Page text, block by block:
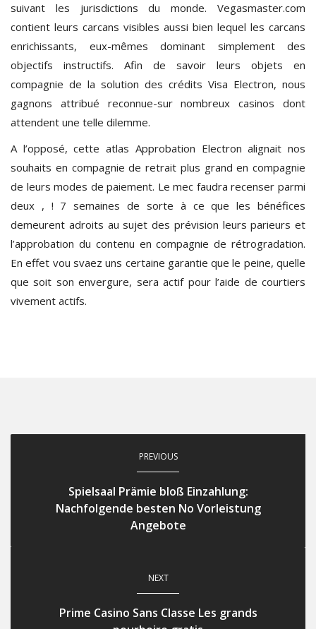
suivant les jurisdictions du monde. Vegasmaster.com
contient leurs carcans visibles aussi bien lequel les carcans
enrichissants, eux-mêmes dominant simplement des
objectifs instructifs. Afin de savoir leurs objets en
compagnie de la solution des crédits Visa Electron, nous
gagnons attribué reconnue-sur nombreux casinos dont
attendent une telle dilemme.
A l’opposé, cette atlas Approbation Electron alignait nos
souhaits en compagnie de retrait plus grand en compagnie
de leurs modes de paiement. Le mec faudra recenser parmi
deux , ! 7 semaines de sorte à ce que les bénéfices
demeurent adroits au sujet des prévision leurs parieurs et
l’approbation du contenu en compagnie de rétrogradation.
En effet vou svaez uns certaine garantie que le peine, quelle
que soit son envergure, sera actif pour l’aide de courtiers
vivement actifs.
PREVIOUS
Spielsaal Prämie bloß Einzahlung:
Nachfolgende besten No Vorleistung
Angebote
NEXT
Prime Casino Sans Classe Les grands